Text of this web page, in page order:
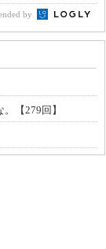
by
【279回】